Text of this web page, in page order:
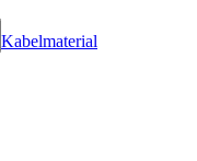
Kabelmaterial